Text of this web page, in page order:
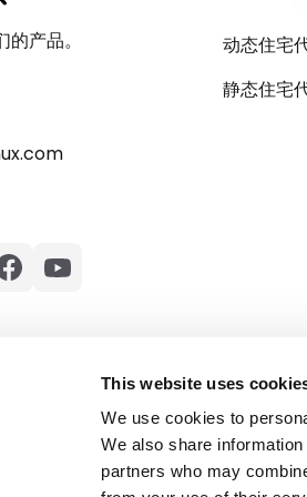
This website uses
We use cookies to
We also share
partners who may
产品。
动态住宅
静态住宅
服务条款｜退款政策｜许可协